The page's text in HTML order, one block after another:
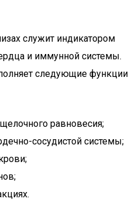
служит индикатором
и иммунной системы.
следующие функции
равновесия;
сосудистой системы;